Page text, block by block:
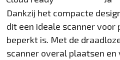
Dankzij het compacte
dit een ideale scanner
beperkt is. Met de
scanner overal plaatsen en